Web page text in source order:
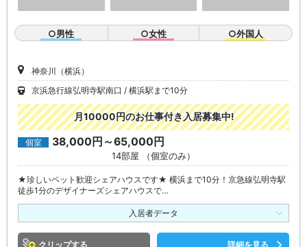
○男性 ○女性 ○外国人
神奈川（横浜）
京浜急行線弘明寺駅南口
横浜駅まで10分
月10000円のお仕事付き入居募集中!
個室 38,000円～65,000円
14部屋 （個室のみ）
★珍しいペット歓迎シェアハウスです★ 横浜まで10分！京急線弘明寺駅
徒歩1分のデザイナーズシェアハウスで…
入居者データ
クリップ 詳細を見る